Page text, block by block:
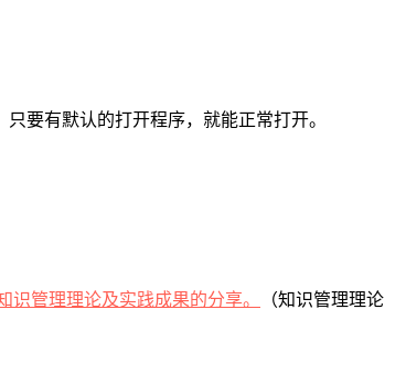
要有默认的打开程序，就能正常打开。
（知识管理理论